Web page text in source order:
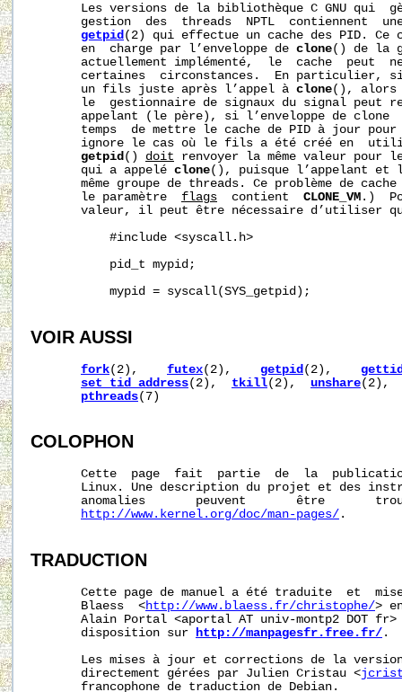
Les versions de la bibliothèque C GNU qui
gestion  des  threads  NPTL  contiennent
getpid (2) qui effectue un cache des PID. Ce
       en  charge par l’enveloppe de
clone() de la
actuellement implémenté,  le  cache  peut
certaines  circonstances.  En particulier,
       un fils juste après l’appel à
clone(), alors
le  gestionnaire de signaux du signal peut
appelant (le père), si l’enveloppe de clone
temps  de mettre le cache de PID à jour
ignore le cas où le fils a été créé en
getpid () doit renvoyer la même valeur
       qui a appelé
clone(), puisque l’appelant
même groupe de threads. Ce problème de
       le paramètre
flags
  contient
CLONE_VM .)
valeur, il peut être nécessaire d’utiliser
           #include <syscall.h>
           pid_t mypid;
           mypid = syscall(SYS_getpid);
VOIR AUSSI
fork(2), futex(2), getpid (2),
set_tid_address(2), tkill(2), unshare
pthreads(7)
COLOPHON
Cette  page  fait  partie  de  la
Linux. Une description du projet et des
anomalies       peuvent       être
http://www.kernel.org/doc/man-pages/ .
TRADUCTION
Cette page de manuel a été traduite  et
       Blaess  <
http://www.blaess.fr/christophe/>
Alain Portal <aportal AT univ-montp2 DOT
       disposition sur
http://manpagesfr.free.fr/ .
Les mises à jour et corrections de la
       directement gérées par Julien Cristau <
       francophone de traduction de Debian.